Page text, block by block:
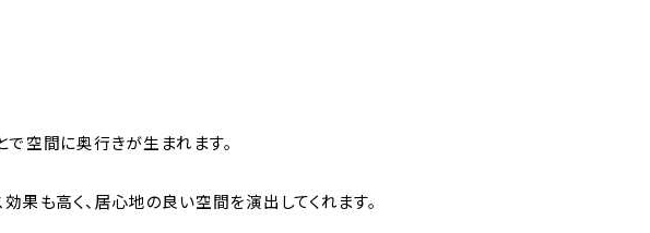
空間に奥行きが生まれます。
果も高く、居心地の良い空間を演出してくれます。